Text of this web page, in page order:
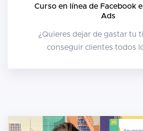
Curso en línea de Facebook
Ads
¿Quieres dejar de gastar tu
conseguir clientes todos